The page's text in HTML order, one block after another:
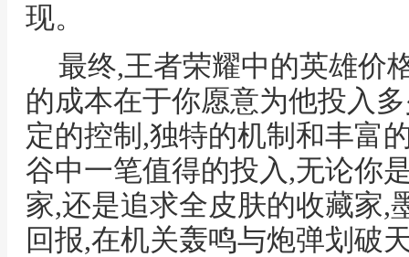
现。
最终,王者荣耀中的英雄价
的成本在于你愿意为他投入
定的控制,独特的机制和丰富
谷中一笔值得的投入,无论你
家,还是追求全皮肤的收藏家,
回报,在机关轰鸣与炮弹划破